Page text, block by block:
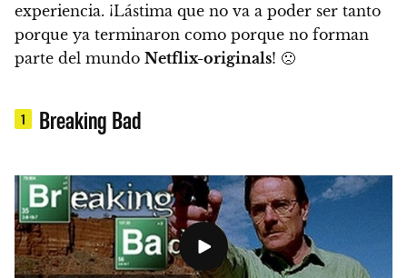
experiencia. ¡Lástima que no va a poder ser tanto
porque ya terminaron como porque no forman
parte del mundo Netflix-originals! 🙁
1 Breaking Bad